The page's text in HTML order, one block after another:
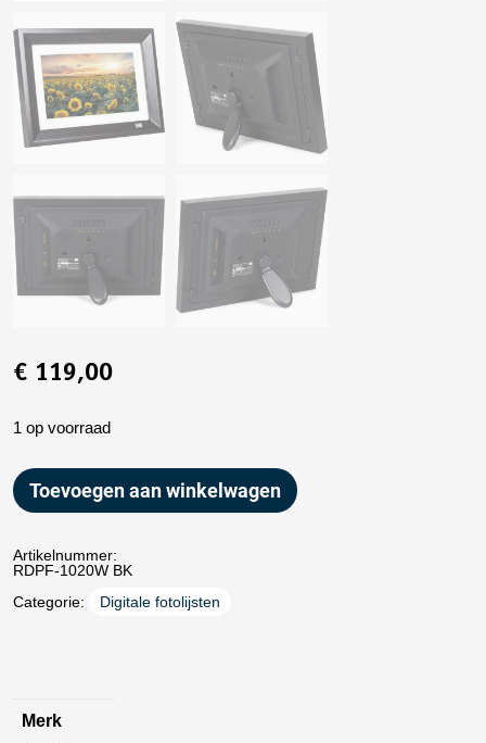
€ 119,00
1 op voorraad
Toevoegen aan winkelwagen
Artikelnummer:
RDPF-1020W BK
Categorie:
Digitale fotolijsten
Merk